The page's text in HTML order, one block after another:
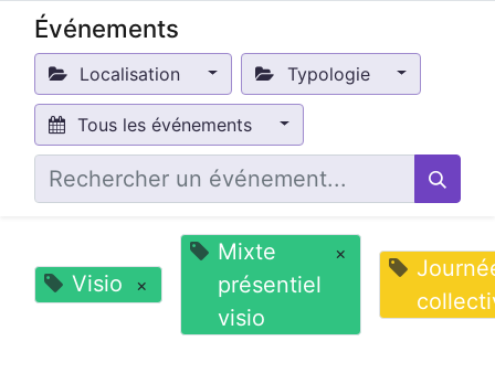
Événements
Localisation Typologie
Tous les événements
Visio ×
Mixte
présentiel
visio
×